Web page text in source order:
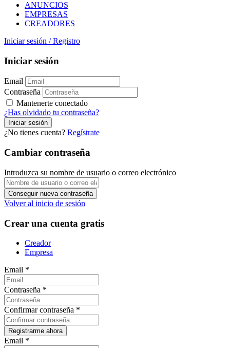
ANUNCIOS
EMPRESAS
CREADORES
Iniciar sesión / Registro
Iniciar sesión
Email
Contraseña
Mantenerte conectado
¿Has olvidado tu contraseña?
¿No tienes cuenta? Regístrate
Cambiar contraseña
Introduzca su nombre de usuario o correo electrónico
Volver al inicio de sesión
Crear una cuenta gratis
Creador
Empresa
Email *
Contraseña *
Confirmar contraseña *
Email *